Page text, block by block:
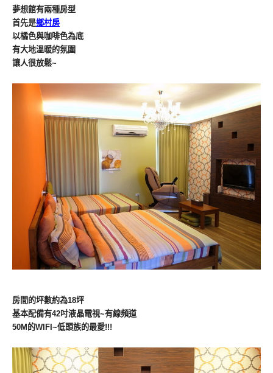
夢想館有兩種房型
首先是鄉村房
以橘色與咖啡色為底
有大地溫暖的氛圍
讓人很放鬆~
房間的坪數約為18坪
基本配備有42吋液晶電視~有線頻道
50M的WIFI~低頭族的最愛!!!